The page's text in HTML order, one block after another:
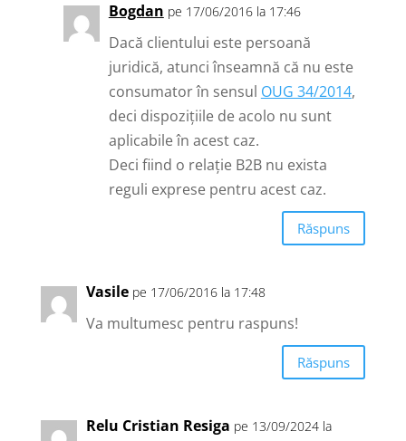
Bogdan pe 17/06/2016 la 17:46
Dacă clientului este persoană
juridică, atunci înseamnă că nu este
consumator în sensul OUG 34/2014,
deci dispozițiile de acolo nu sunt
aplicabile în acest caz.
Deci fiind o relație B2B nu exista
reguli exprese pentru acest caz.
Răspuns
Vasile pe 17/06/2016 la 17:48
Va multumesc pentru raspuns!
Răspuns
Relu Cristian Resiga pe 13/09/2024 la